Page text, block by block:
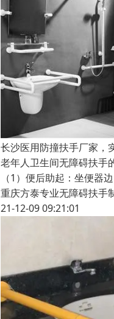
长沙医用防撞扶手厂家，
老年人卫生间无障碍扶手
（1）便后助起：坐便器
重庆方泰专业无障碍扶手
21-12-09 09:21:01